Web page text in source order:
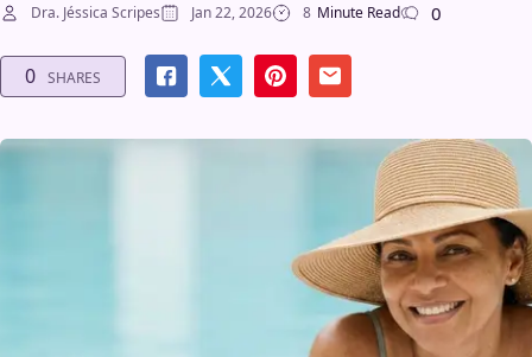
Dra. Jéssica Scripes Jan 22, 2026 8 Minute Read 0
0 SHARES